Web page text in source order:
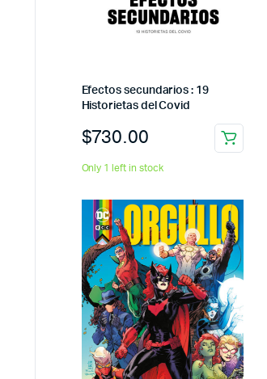
Efectos secundarios : 19
Historietas del Covid
$730.00
Only 1 left in stock